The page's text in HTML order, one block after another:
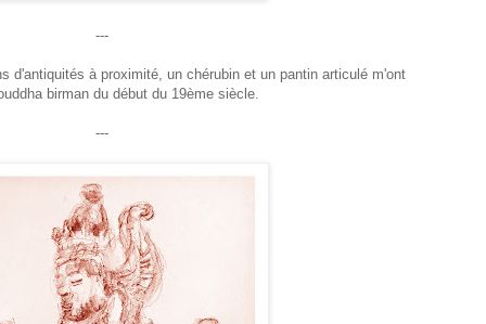
---
d'antiquités à proximité, un chérubin et un pantin articulé m'ont
birman du début du 19ème siècle.
---